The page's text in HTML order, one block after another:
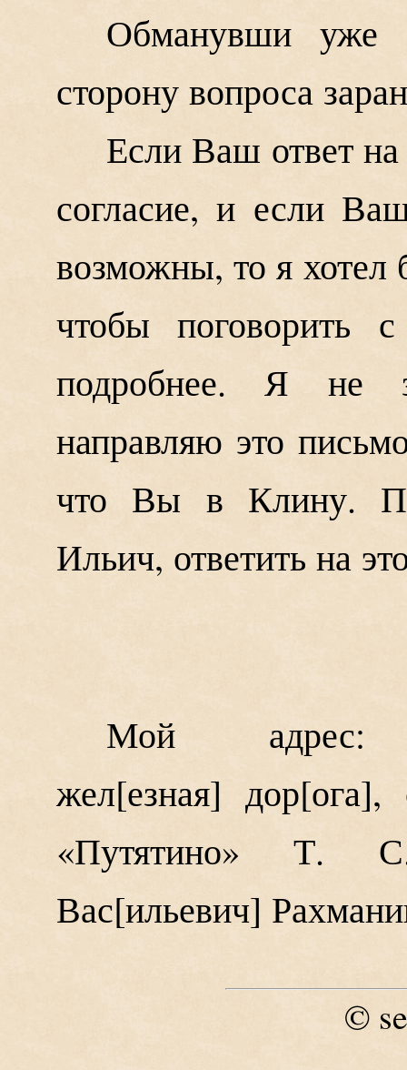
Обманувши уже
сторону вопроса
Если Ваш ответ
согласие, и если
возможны, то я хотел
чтобы
подробнее. Я не
направляю это
что Вы в Клину.
Ильич, ответить на
Мой адрес:
жел езная дор ога ,
«Путятино» Т.
Вас ильевич
©